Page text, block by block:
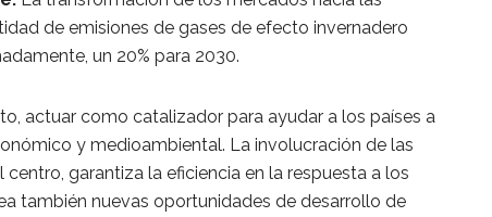
de emisiones de gases de efecto invernadero
un 20% para 2030.
actuar como catalizador para ayudar a los países a
y medioambiental. La involucración de las
garantiza la eficiencia en la respuesta a los
también nuevas oportunidades de desarrollo de